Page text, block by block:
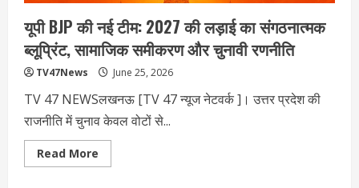
यूपी BJP की नई टीम: 2027 की लड़ाई का संगठनात्मक
ब्लूप्रिंट, सामाजिक समीकरण और चुनावी रणनीति
TV47News June 25, 2026
TV 47 NEWSलखनऊ [TV 47 न्‍यूज नेटवर्क ]। उत्तर प्रदेश की
राजनीति में चुनाव केवल वोटों से...
Read More
more